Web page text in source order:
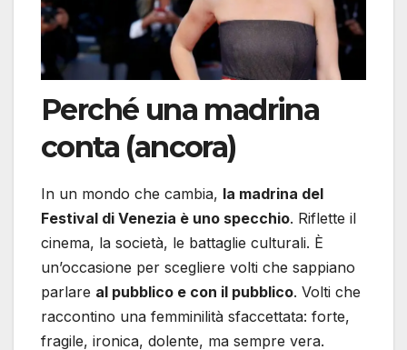
Perché una madrina
conta (ancora)
In un mondo che cambia, la madrina del
Festival di Venezia è uno specchio. Riflette il
cinema, la società, le battaglie culturali. È
un’occasione per scegliere volti che sappiano
parlare al pubblico e con il pubblico. Volti che
raccontino una femminilità sfaccettata: forte,
fragile, ironica, dolente, ma sempre vera.